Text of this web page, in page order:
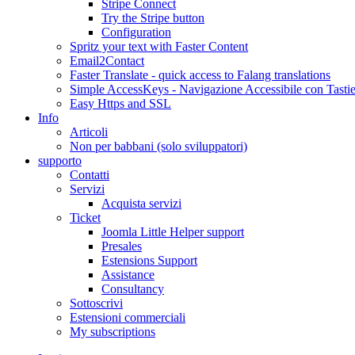
Stripe Connect
Try the Stripe button
Configuration
Spritz your text with Faster Content
Email2Contact
Faster Translate - quick access to Falang translations
Simple AccessKeys - Navigazione Accessibile con
Easy Https and SSL
Info
Articoli
Non per babbani (solo sviluppatori)
supporto
Contatti
Servizi
Acquista servizi
Ticket
Joomla Little Helper support
Presales
Estensions Support
Assistance
Consultancy
Sottoscrivi
Estensioni commerciali
My subscriptions